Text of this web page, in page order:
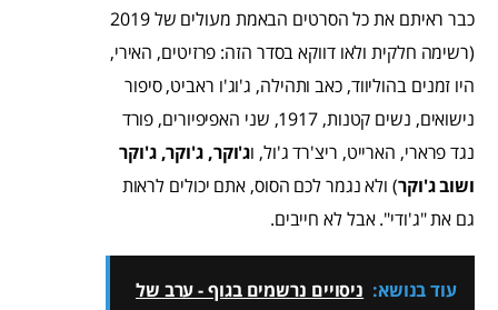
כבר ראיתם את כל הסרטים הבאמת מעולים של 2019
(רשימה חלקית ולאו דווקא בסדר הזה: פרזיטים, האירי,
היו זמנים בהוליווד, כאב ותהילה, ג'וג'ו ראביט, סיפור
נישואים, נשים קטנות, 1917, שני האפיפיורים, פורד
נגד פרארי, הארייט, ריצ'רד ג'ול, וג'וקר, ג'וקר, ג'וקר
ושוב ג'וקר) ולא נגמר לכם הסוס, אתם יכולים לראות
גם את "ג'ודי". אבל לא חייבים.
עוד בנושא: ניסויים נרשמים בגוף - ערב של